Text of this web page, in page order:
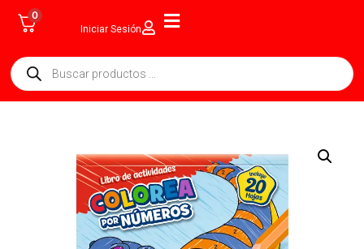
0
Iniciar Sesión